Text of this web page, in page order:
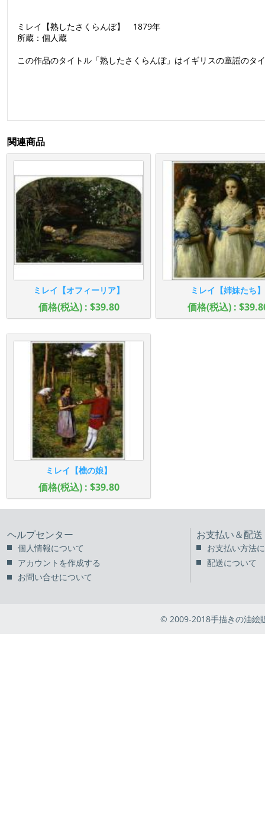
ミレイ【熟したさくらんぼ】 1879年
所蔵：個人蔵
この作品のタイトル「熟したさくらんぼ」はイギリスの童謡の
関連商品
ミレイ【オフィーリア】
価格(税込) : $39.80
ミレイ【姉妹たち】
価格(税込) :
ミレイ【樵の娘】
価格(税込) : $39.80
ヘルプセンター
個人情報について
アカウントを作成する
お問い合せについて
お支払い＆配送
お支払い方法
配送について
© 2009-2018手描きの油絵